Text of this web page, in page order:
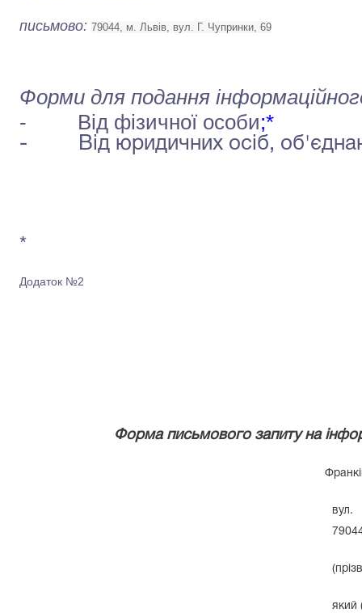
письмово: 79044, м. Львів, вул. Г. Чупринки, 69
Форми для подання
- Від фізичної особи;*
- Від юридичних осіб,
*
Додаток №2
Форма письмового запиту на
Франківський
який